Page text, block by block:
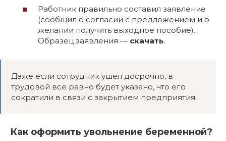
Работник правильно составил заявление
(сообщил о согласии с предложением и о
желании получить выходное пособие).
Образец заявления — скачать.
Даже если сотрудник ушел досрочно, в
трудовой все равно будет указано, что его
сократили в связи с закрытием предприятия.
Как оформить увольнение беременной?